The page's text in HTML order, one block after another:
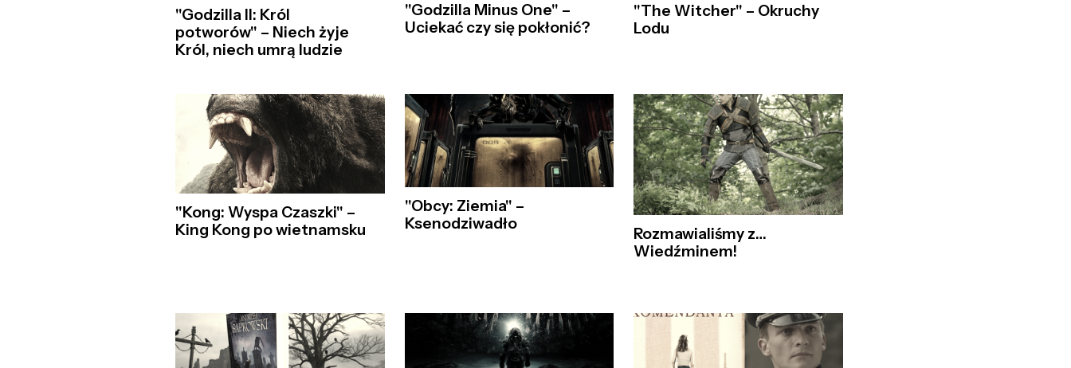
"Godzilla II: Król
potworów" – Niech żyje
Król, niech umrą ludzie
"Godzilla Minus One" –
Uciekać czy się pokłonić?
"The Witcher" – Okruchy
Lodu
"Kong: Wyspa Czaszki" –
King Kong po wietnamsku
"Obcy: Ziemia" –
Ksenodziwadło
Rozmawialiśmy z…
Wiedźminem!